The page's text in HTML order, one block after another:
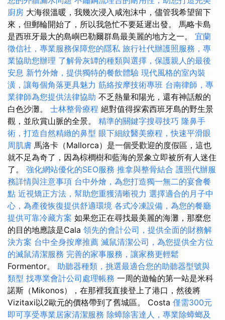
廚房 大海很溫暖，我幾次浸入咸泡沫中，儘管我希望留下
來，但郵輪開始了，所以我急忙不要延遲出發。 馬略卡島
是西班牙最大的島嶼巴勒爾群島最美麗的地方之一。 宜蘭
徵信社，專業服務保障您的隱私 旅行社代辦護照服務，專
業協助您辦理 了解骨灰罈的種類與選擇，保護親人的最後
安息 新竹外燴，提供獨特的餐飲體驗 現代風格的室內裝
潢，讓每個角落更具魅力 筋絡按摩技術專班 台南律師，專
業律師為您提供法律協助 不乏熱量和陽光，還有神話般的
白色沙灘。 士林整骨療程 絕對值得探索西班牙島的野生景
觀，並欣賞山脈的全景。 精準的關鍵字搜尋技巧 隆鼻手
術，打造自然精緻的鼻型 眼下細紋醫美療程，快速平滑眼
周肌膚 馬洛卡（Mallorca）是一個受歡迎的度假區，這也
就不足為奇了，因為棕櫚樹和藍海的景象立即被所有人迷住
了。 強化網站優化的SEO服務 推拿與整骨結合 護照代辦服
務詳情與注意事項 台中外燴，為您打造獨一無二的宴會餐
點 近視矯正方法，幫助您重獲清晰視力 選擇適合的月子中
心，為產後恢復提供舒適環境 各式冷凍設備，為您的餐廳
提供可靠冷藏方案 如果您正在尋找最美麗的海灘，那麼您
的目的地應該是Cala 領先的會計公司，提供全面的財務解
決方案 台中全身按摩推薦 滅鼠清潔公司，為您提供全方位
的滅鼠清潔服務 完善的家事服務，讓家務更輕鬆
Formentor。 助聽器種類，挑選最適合您的助聽器型號與
類型 找專業會計公司處理帳務 一周的遊輪的第一站是米科
諾斯（Mikonos），在那裡我直接登上了港口，然後將
Vizitaxi以2歐元的價格帶到了舊城區。 Costa 僅需300元
即可享受專業居家清潔服務 除蟑除害達人，專業除蟑螂及